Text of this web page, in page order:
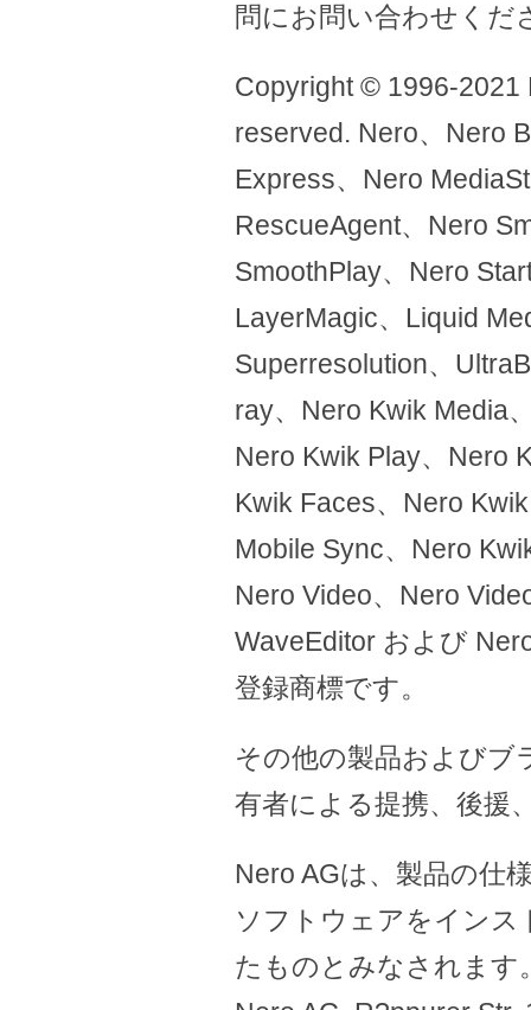
問にお問い合わせくだ
Copyright © 1996-2021
reserved. Nero、Nero
Express、Nero
RescueAgent、Nero
SmoothPlay、Nero
LayerMagic、Liquid
Superresolution、
ray、Nero Kwik Media
Nero Kwik Play、Nero
Kwik Faces、Nero
Mobile Sync、Nero
Nero Video、Nero
WaveEditor および
登録商標です。
その他の製品およびブ
有者による提携、後援
Nero AGは、製品の仕
ソフトウェアをインス
たものとみなされます